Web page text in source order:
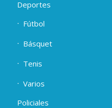
Deportes
Fútbol
Básquet
Tenis
Varios
Policiales